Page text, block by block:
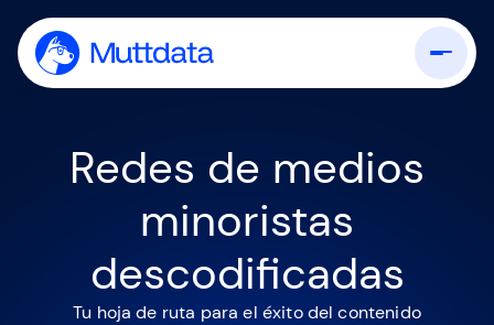
Redes de medios
minoristas
descodificadas
Tu hoja de ruta para el éxito del contenido